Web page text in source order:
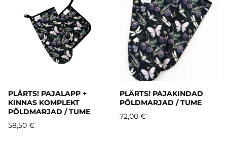
PLÄRTS! PAJALAPP +
KINNAS KOMPLEKT
PÕLDMARJAD / TUME
58,50 €
PLÄRTS! PAJAKINDAD
PÕLDMARJAD / TUME
72,00 €